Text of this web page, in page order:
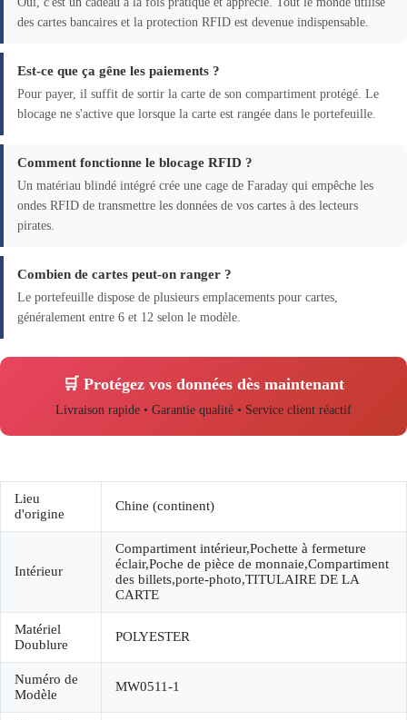
des cartes bancaires et la protection RFID est devenue indispensable.
Est-ce que ça gêne les paiements ?
Pour payer, il suffit de sortir la carte de son compartiment protégé. Le
blocage ne s'active que lorsque la carte est rangée dans le portefeuille.
Comment fonctionne le blocage RFID ?
Un matériau blindé intégré crée une cage de Faraday qui empêche les
ondes RFID de transmettre les données de vos cartes à des lecteurs
pirates.
Combien de cartes peut-on ranger ?
Le portefeuille dispose de plusieurs emplacements pour cartes,
généralement entre 6 et 12 selon le modèle.
🛒 Protégez vos données dès maintenant
Livraison rapide • Garantie qualité • Service client réactif
Lieu
d'origine
Chine (continent)
Intérieur
Compartiment intérieur,Pochette à fermeture
éclair,Poche de pièce de monnaie,Compartiment
des billets,porte-photo,TITULAIRE DE LA
CARTE
Matériel
Doublure
POLYESTER
Numéro de
Modèle
MW0511-1